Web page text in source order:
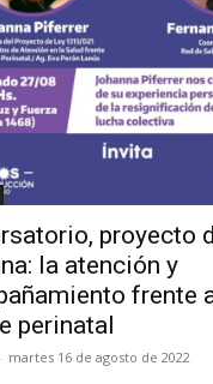
proyecto
la atención y
frente
perinatal
- martes 16 de agosto de 2022